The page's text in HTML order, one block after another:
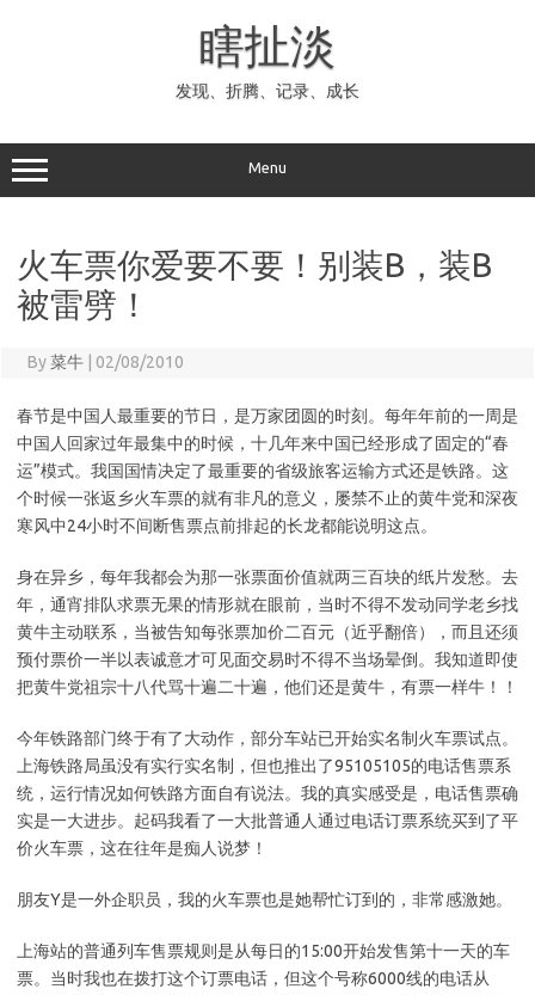
瞎扯淡
发现、折腾、记录、成长
Menu
火车票你爱要不要！别装B，装B
被雷劈！
By菜牛 02/08/2010
春节是中国人最重要的节日，是万家团圆的时刻。每年年前的一周是
中国人回家过年最集中的时候，十几年来中国已经形成了固定的“春
运”模式。我国国情决定了最重要的省级旅客运输方式还是铁路。这
个时候一张返乡火车票的就有非凡的意义，屡禁不止的黄牛党和深夜
寒风中24小时不间断售票点前排起的长龙都能说明这点。
身在异乡，每年我都会为那一张票面价值就两三百块的纸片发愁。去
年，通宵排队求票无果的情形就在眼前，当时不得不发动同学老乡找
黄牛主动联系，当被告知每张票加价二百元（近乎翻倍），而且还须
预付票价一半以表诚意才可见面交易时不得不当场晕倒。我知道即使
把黄牛党祖宗十八代骂十遍二十遍，他们还是黄牛，有票一样牛！！
今年铁路部门终于有了大动作，部分车站已开始实名制火车票试点。
上海铁路局虽没有实行实名制，但也推出了95105105的电话售票系
统，运行情况如何铁路方面自有说法。我的真实感受是，电话售票确
实是一大进步。起码我看了一大批普通人通过电话订票系统买到了平
价火车票，这在往年是痴人说梦！
朋友Y是一外企职员，我的火车票也是她帮忙订到的，非常感激她。
上海站的普通列车售票规则是从每日的15:00开始发售第十一天的车
票。当时我也在拨打这个订票电话，但这个号称6000线的电话从